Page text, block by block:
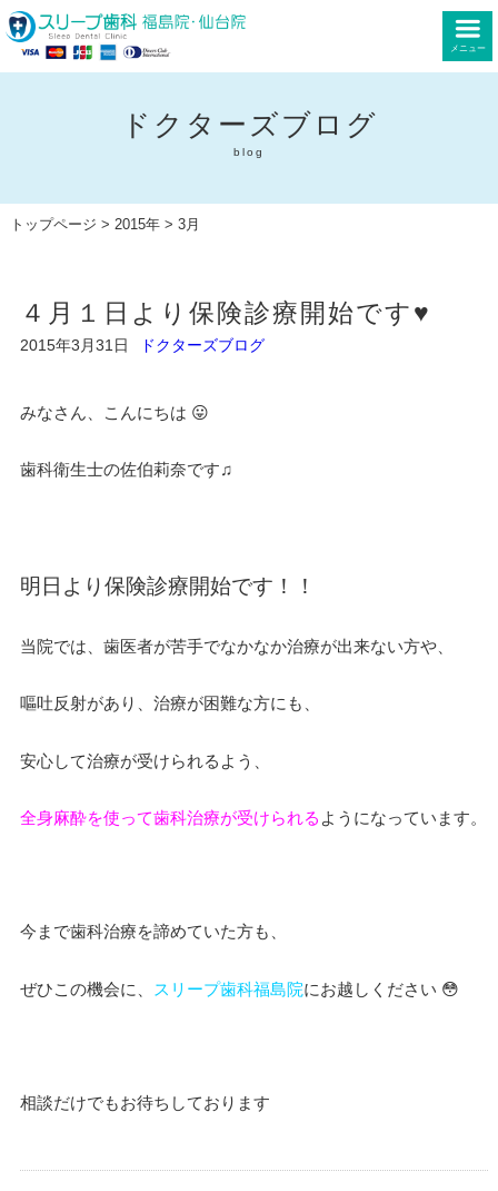
メニュー
ドクターズブログ
blog
トップページ > 2015年> 3月
４月１日より保険診療開始です♥
2015年3月31日 ドクターズブログ
みなさん、こんにちは 😛
歯科衛生士の佐伯莉奈です♫
明日より保険診療開始です！！
当院では、歯医者が苦手でなかなか治療が出来ない方や、
嘔吐反射があり、治療が困難な方にも、
安心して治療が受けられるよう、
全身麻酔を使って歯科治療が受けられる ようになっています。
今まで歯科治療を諦めていた方も、
ぜひこの機会に、 スリープ歯科福島院にお越しください 😳
相談だけでもお待ちしております